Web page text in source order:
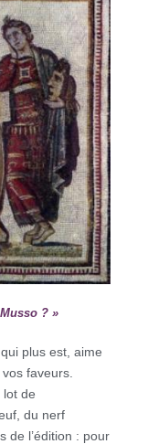
? »
plus est, aime
faveurs.
lot de
du nerf
de l’édition : pour